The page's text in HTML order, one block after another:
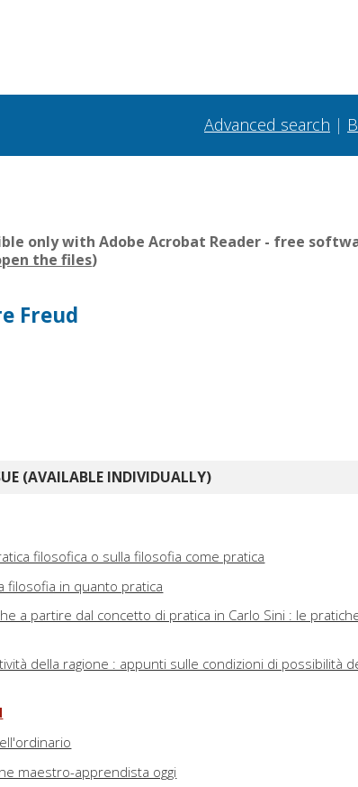
Advanced search |
only with Adobe Acrobat Reader - free
the files)
Freud
(AVAILABLE INDIVIDUALLY)
filosofica o sulla filosofia come pratica
filosofia in quanto pratica
a partire dal concetto di pratica in Carlo Sini : le
della ragione : appunti sulle condizioni di possibilità
maestro-apprendista oggi